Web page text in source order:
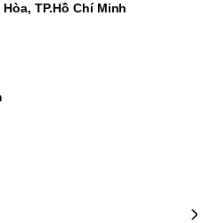
TP.Hồ Chí Minh